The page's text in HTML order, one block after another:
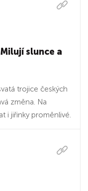
slunce a
trojice českých
změna. Na
i jiřinky proměnlivé.